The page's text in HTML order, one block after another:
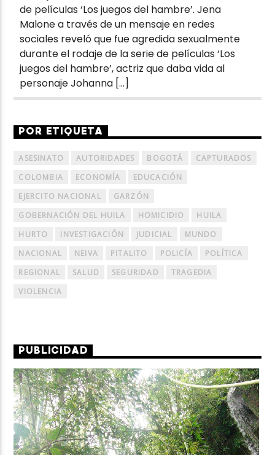
de películas ‘Los juegos del hambre’. Jena
Malone a través de un mensaje en redes
sociales reveló que fue agredida sexualmente
durante el rodaje de la serie de películas ‘Los
juegos del hambre’, actriz que daba vida al
personaje Johanna […]
POR ETIQUETA
ASESINATO AUTORIDADES BOGOTÁ
CAPTURADOS
COLOMBIA
ECONOMÍA
EDUCACIÓN
EJERCITO NACIONAL
GARZÓN
GOBERNACIÓN DEL HUILA
HOMICIDIO
HUILA
HURTO
INVESTIGACIÓN JUDICIAL
MUNDO
NACIONAL
NEIVA PITALITO POLICÍA
POLÍTICA
REGIONAL
SALUD SEGURIDAD
TRAGEDIA
VIOLENCIA
PUBLICIDAD